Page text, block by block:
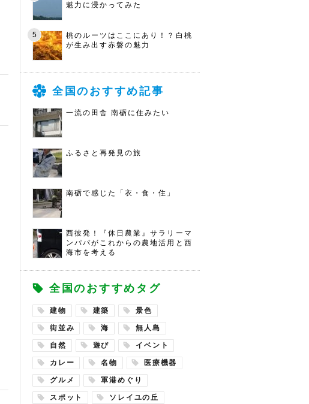
魅力に浸かってみた
桃のルーツはここにあり！？白桃
が生み出す赤磐の魅力
全国のおすすめ記事
一流の田舎 南砺に住みたい
ふるさと再発見の旅
南砺で感じた「衣・食・住」
西彼発！『休日農業』サラリーマ
ンパパがこれからの農地活用と西
海市を考える
全国のおすすめタグ
建物 建築 景色
街並み 海 無人島
自然 遊び イベント
カレー 名物 医療機器
グルメ 軍港めぐり
スポット ソレイユの丘